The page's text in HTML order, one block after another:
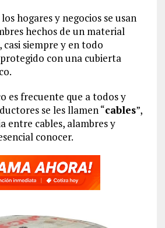
hogares y negocios se usan
hechos de un material
siempre y en todo
con una cubierta
es frecuente que a todos y
se les llamen “cables”,
entre cables, alambres y
conocer.